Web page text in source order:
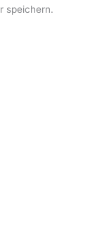
speichern.